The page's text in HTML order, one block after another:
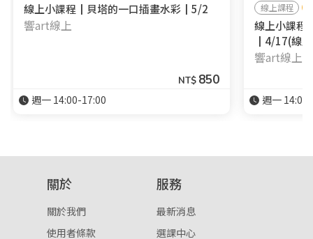
線上小課程┃貝塔的一口插畫水彩┃5/2
響art線上
NT$ 850
週一 14:00-17:00
線上課程
線上小課程
┃4/17(線
響art線上
週一
關於
關於我們
使用者條款
服務
最新消息
選課中心